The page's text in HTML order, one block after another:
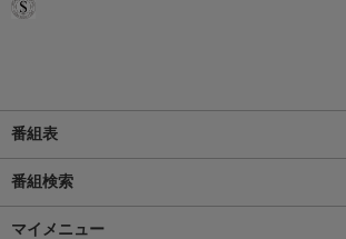
番組表
番組検索
マイメニュー